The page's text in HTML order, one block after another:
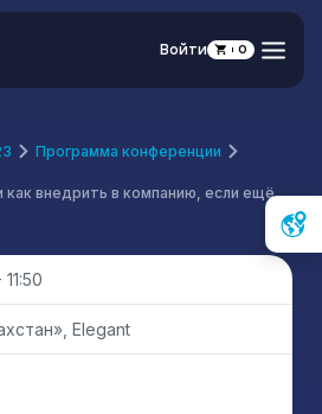
Войти 0
Программа конференции
как внедрить в компанию, если ещё
Elegant